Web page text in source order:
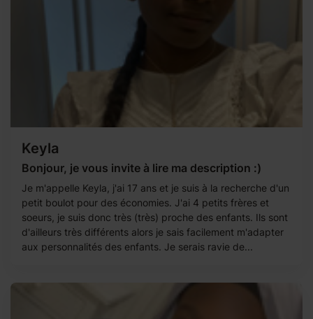
Keyla
Bonjour, je vous invite à lire ma description :)
Je m'appelle Keyla, j'ai 17 ans et je suis à la recherche d'un
petit boulot pour des économies. J'ai 4 petits frères et
soeurs, je suis donc très (très) proche des enfants. Ils sont
d'ailleurs très différents alors je sais facilement m'adapter
aux personnalités des enfants. Je serais ravie de...